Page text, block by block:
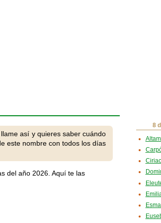
así y quieres saber cuándo
este nombre con todos los días
del año 2026. Aquí te las
8